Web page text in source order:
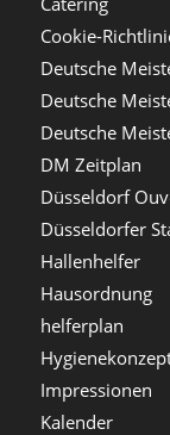
Cookie-
Deutsche
Deutsche
Deutsche
DM Zeitplan
Düsseldorf
Düsseldorfer
Hallenhelfer
Hausordnung
helferplan
Impressionen
Kalender